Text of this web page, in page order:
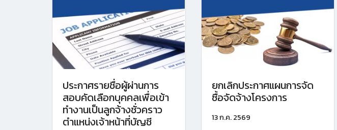
ประกาศรายชื่อผู้ผ่านการ
สอบคัดเลือกบุคคลเพื่อเข้า
ทำงานเป็นลูกจ้างชั่วคราว
ตำแหน่งเจ้าหน้าที่บัญชี
ยกเลิกประกาศแผนการจัด
ซื้อจัดจ้างโครงการ
13 ก.ค. 2569